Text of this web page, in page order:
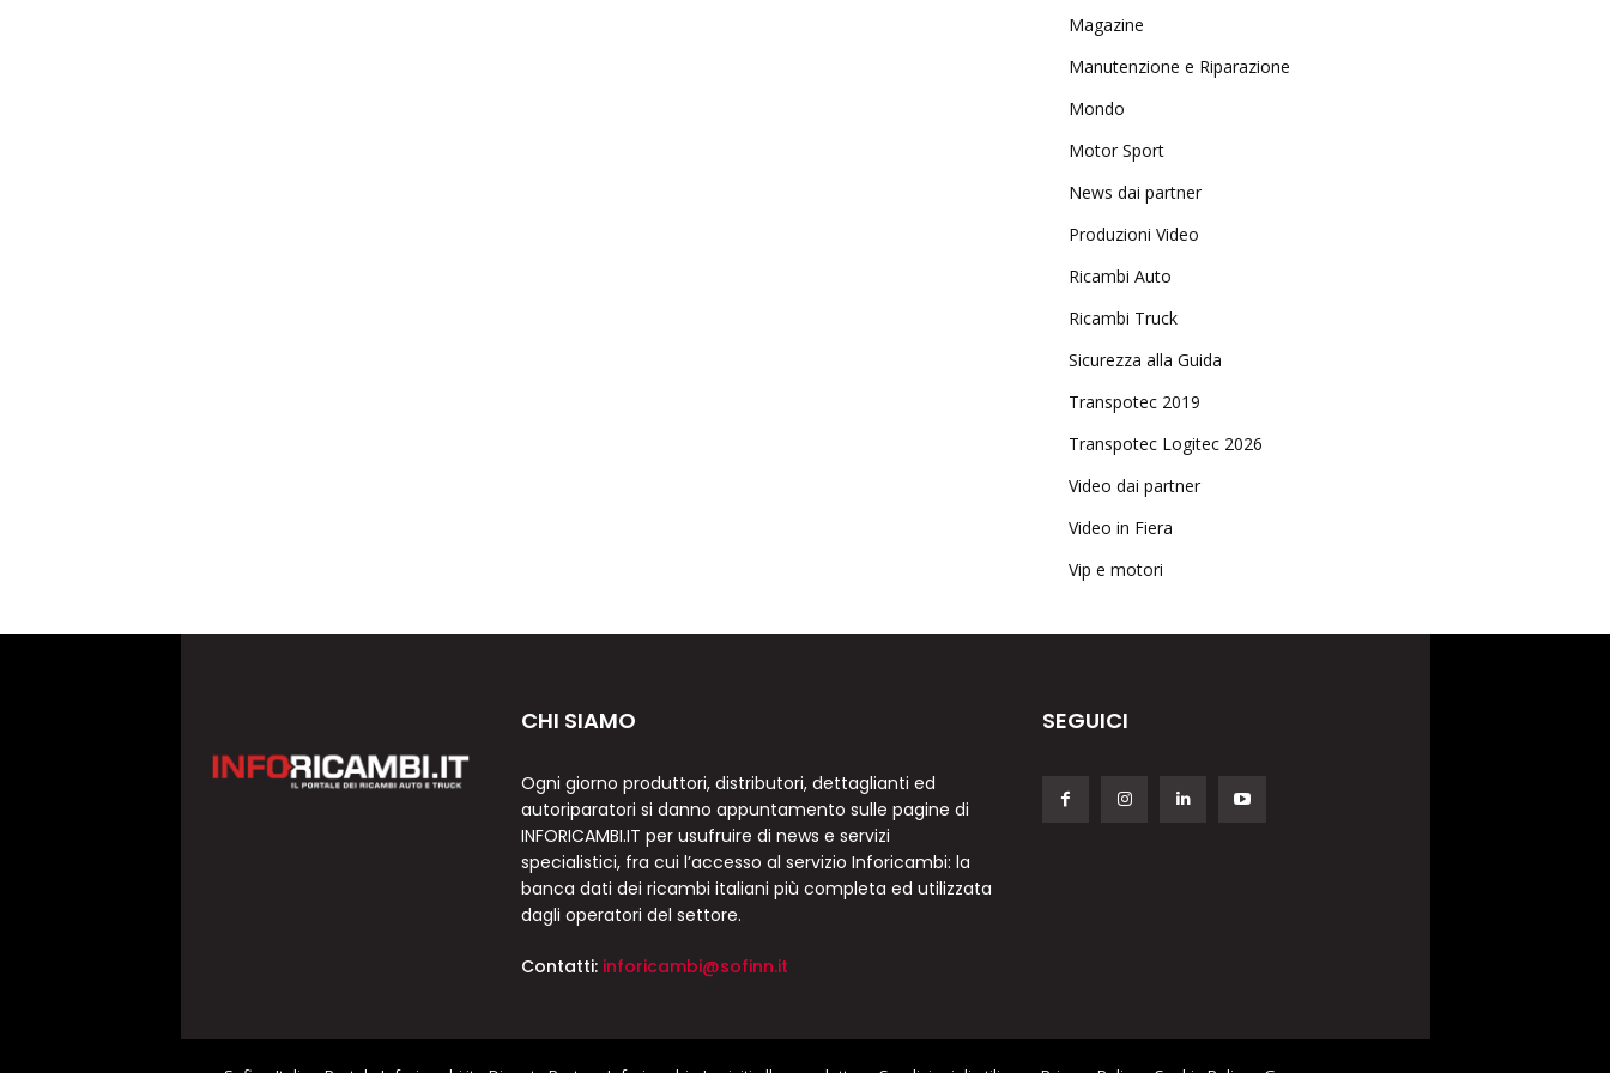
Magazine
Manutenzione e Riparazione
Mondo
Motor Sport
News dai partner
Produzioni Video
Ricambi Auto
Ricambi Truck
Sicurezza alla Guida
Transpotec 2019
Transpotec Logitec 2026
Video dai partner
Video in Fiera
Vip e motori
CHI SIAMO
Ogni giorno produttori, distributori, dettaglianti ed
autoriparatori si danno appuntamento sulle pagine di
INFORICAMBI.IT per usufruire di news e servizi
specialistici, fra cui l’accesso al servizio Inforicambi: la
banca dati dei ricambi italiani più completa ed utilizzata
dagli operatori del settore.
Contatti: inforicambi@sofinn.it
SEGUICI